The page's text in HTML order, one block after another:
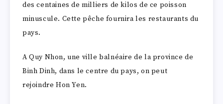
des centaines de milliers de kilos de ce poisson
minuscule. Cette pêche fournira les restaurants du
pays.
A Quy Nhon, une ville balnéaire de la province de
Binh Dinh, dans le centre du pays, on peut
rejoindre Hon Yen.